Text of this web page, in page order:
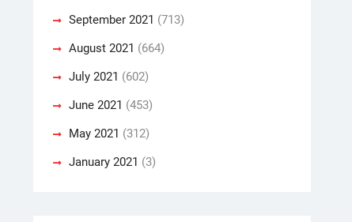
September 2021 (713)
August 2021 (664)
July 2021 (602)
June 2021 (453)
May 2021 (312)
January 2021 (3)